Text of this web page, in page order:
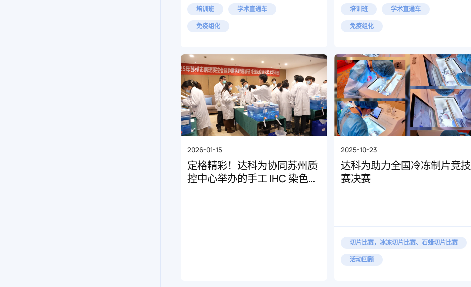
培训班
学术直通车
免疫组化
培训班
学术直通车
免疫组化
2026-01-15
定格精彩！达科为协同苏州质
控中心举办的手工 IHC 染色培
2025-10-23
达科为助力全国冷冻制片竞技
赛决赛
切片比赛，冰冻切片比赛、石蜡切片比赛
活动回顾